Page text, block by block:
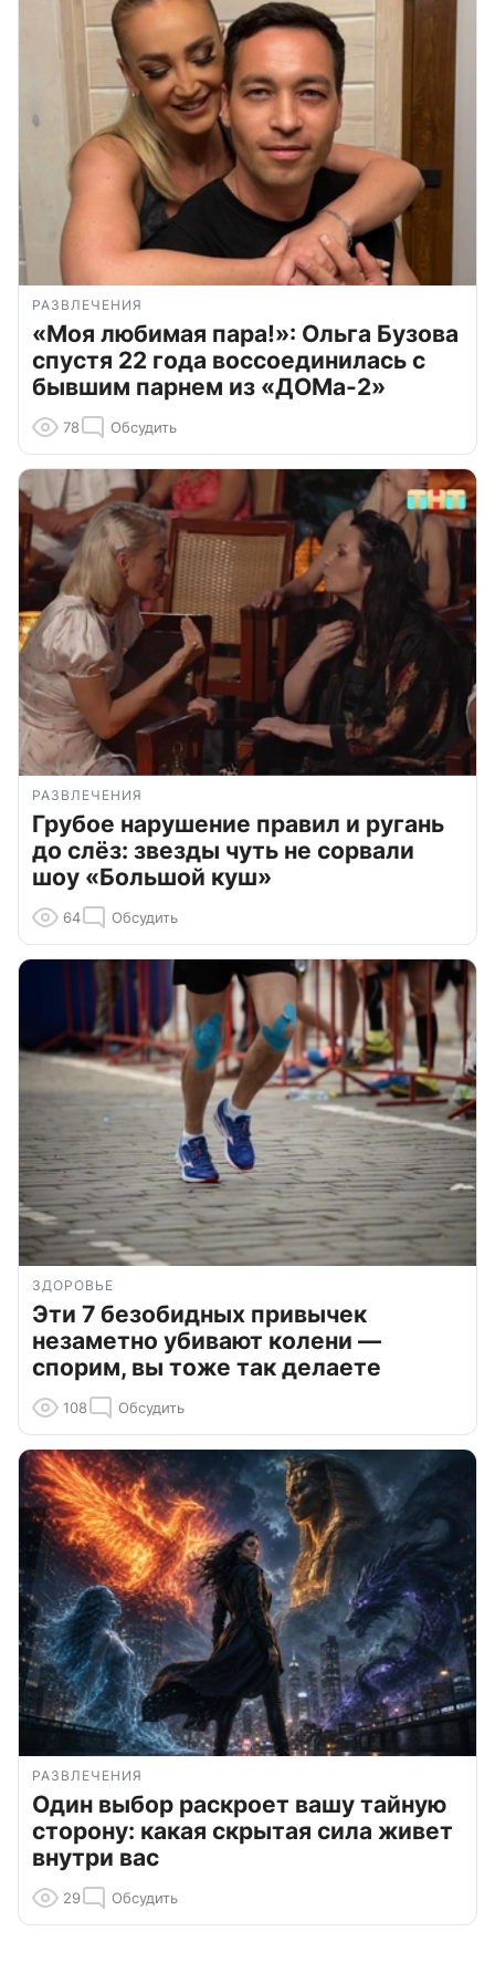
РАЗВЛЕЧЕНИЯ
«Моя любимая пара!»: Ольга Бузова
спустя 22 года воссоединилась с
бывшим парнем из «ДОМа-2»
78 Обсудить
РАЗВЛЕЧЕНИЯ
Грубое нарушение правил и ругань
до слёз: звезды чуть не сорвали
шоу «Большой куш»
64 Обсудить
ЗДОРОВЬЕ
Эти 7 безобидных привычек
незаметно убивают колени —
спорим, вы тоже так делаете
108 Обсудить
РАЗВЛЕЧЕНИЯ
Один выбор раскроет вашу тайную
сторону: какая скрытая сила живет
внутри вас
29 Обсудить